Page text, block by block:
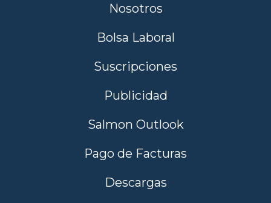
Nosotros
Bolsa Laboral
Suscripciones
Publicidad
Salmon Outlook
Pago de Facturas
Descargas